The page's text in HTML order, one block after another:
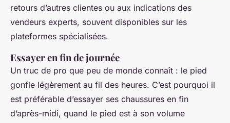
retours d’autres clientes ou aux indications des
vendeurs experts, souvent disponibles sur les
plateformes spécialisées.
Essayer en fin de journée
Un truc de pro que peu de monde connaît : le pied
gonfle légèrement au fil des heures. C’est pourquoi il
est préférable d’essayer ses chaussures en fin
d’après-midi, quand le pied est à son volume